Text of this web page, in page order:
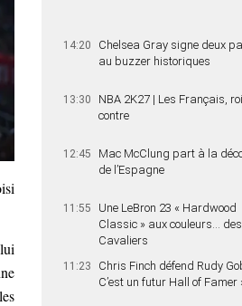
14:20
Chelsea Gray signe deux
au buzzer historiques
13:30
NBA 2K27 | Les Français,
contre
12:45
Mac McClung part à la
de l’Espagne
11:55
Une LeBron 23 « Hardwood
Classic » aux couleurs… des
Cavaliers
11:23
Chris Finch défend Rudy
C’est un futur Hall of Famer